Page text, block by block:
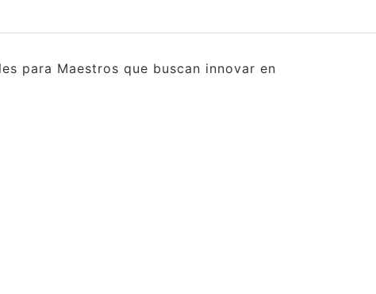
para Maestros que buscan innovar en